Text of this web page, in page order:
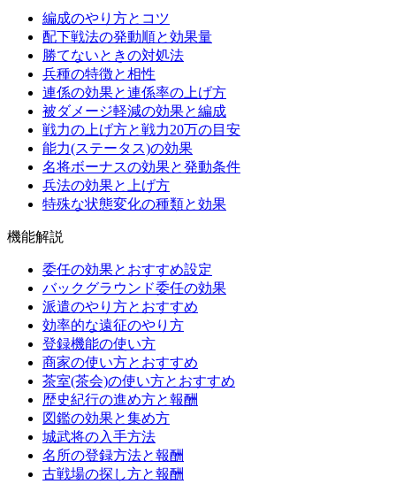
編成のやり方とコツ
配下戦法の発動順と効果量
勝てないときの対処法
兵種の特徴と相性
連係の効果と連係率の上げ方
被ダメージ軽減の効果と編成
戦力の上げ方と戦力20万の目安
能力(ステータス)の効果
名将ボーナスの効果と発動条件
兵法の効果と上げ方
特殊な状態変化の種類と効果
機能解説
委任の効果とおすすめ設定
バックグラウンド委任の効果
派遣のやり方とおすすめ
効率的な遠征のやり方
登録機能の使い方
商家の使い方とおすすめ
茶室(茶会)の使い方とおすすめ
歴史紀行の進め方と報酬
図鑑の効果と集め方
城武将の入手方法
名所の登録方法と報酬
古戦場の探し方と報酬